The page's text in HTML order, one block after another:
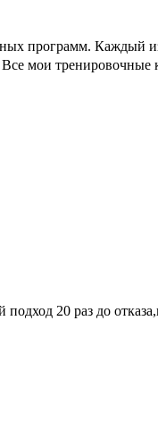
программ. Каждый
Все мои
20 раз до